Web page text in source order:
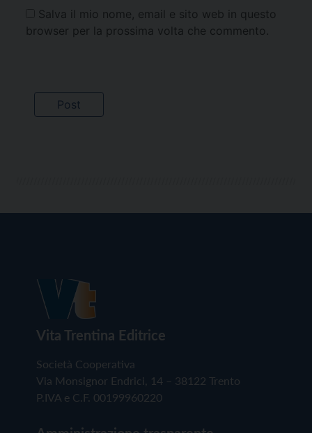
Salva il mio nome, email e sito web in questo
browser per la prossima volta che commento.
Vita Trentina Editrice
Società Cooperativa
Via Monsignor Endrici, 14 – 38122 Trento
P.IVA e C.F. 00199960220